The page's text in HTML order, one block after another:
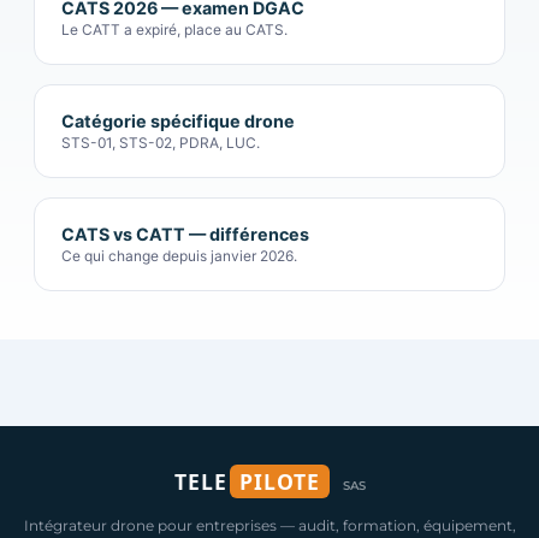
CATS 2026 — examen DGAC
Le CATT a expiré, place au CATS.
Catégorie spécifique drone
STS-01, STS-02, PDRA, LUC.
CATS vs CATT — différences
Ce qui change depuis janvier 2026.
TELE PILOTE SAS
Intégrateur drone pour entreprises — audit, formation, équipement,